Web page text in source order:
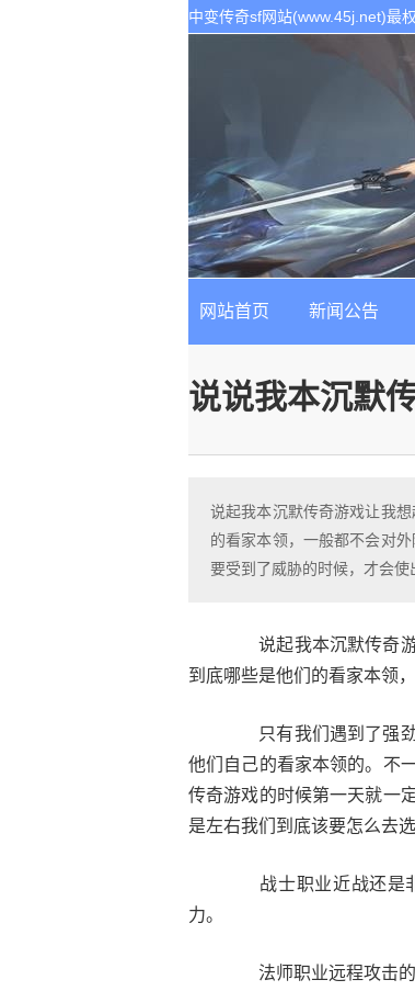
中变传奇sf网站(www.45j.net)最
网站首页 新闻公告
说说我本沉默
说起我本沉默传奇游戏让我
的看家本领，一般都不会对
要受到了威胁的时候，才会
说起我本沉默传奇游
到底哪些是他们的看家本领
只有我们遇到了强劲
他们自己的看家本领的。不
传奇游戏的时候第一天就一
是左右我们到底该要怎么去
战士职业近战还是
力。
法师职业远程攻击的